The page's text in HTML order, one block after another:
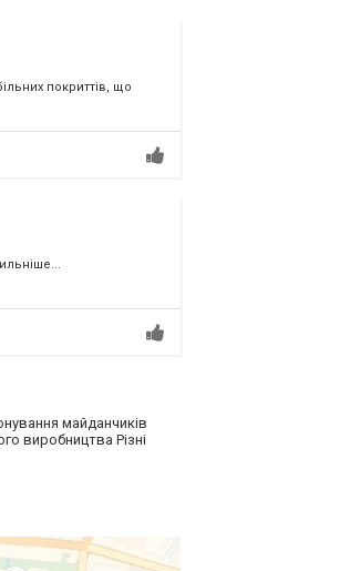
покриттів, що
майданчиків
виробництва Різні